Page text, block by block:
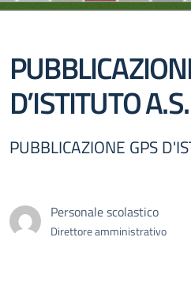
D’ISTITUTO
PUBBLICAZIONE GPS
Personale scolastico
Direttore amministrativo